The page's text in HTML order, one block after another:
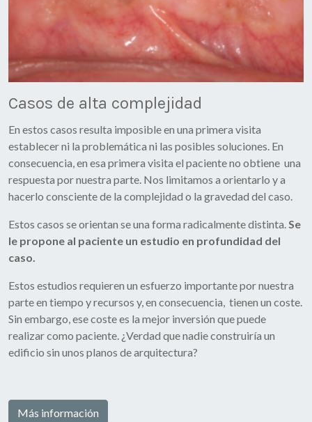
Casos de alta complejidad
En estos casos resulta imposible en una primera visita
establecer ni la problemática ni las posibles soluciones. En
consecuencia, en esa primera visita el paciente no obtiene una
respuesta por nuestra parte. Nos limitamos a orientarlo y a
hacerlo consciente de la complejidad o la gravedad del caso.
Estos casos se orientan se una forma radicalmente distinta. Se
le propone al paciente un estudio en profundidad del
caso.
Estos estudios requieren un esfuerzo importante por nuestra
parte en tiempo y recursos y, en consecuencia, tienen un coste.
Sin embargo, ese coste es la mejor inversión que puede
realizar como paciente. ¿Verdad que nadie construiría un
edificio sin unos planos de arquitectura?
Más información